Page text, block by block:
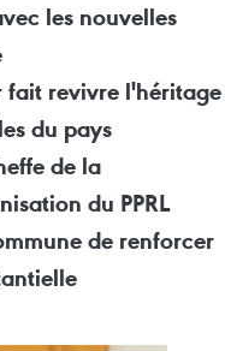
les nouvelles
revivre l'héritage
du pays
de la
du PPRL
de renforcer